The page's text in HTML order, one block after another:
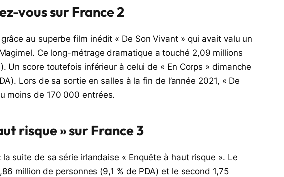
vous sur France 2
au superbe film inédit « De Son Vivant » qui avait valu un
Ce long-métrage dramatique a touché 2,09 millions
Un score toutefois inférieur à celui de « En Corps » dimanche
Lors de sa sortie en salles à la fin de l’année 2021, « De
moins de 170 000 entrées.
risque » sur France 3
suite de sa série irlandaise « Enquête à haut risque ». Le
million de personnes (9,1 % de PDA) et le second 1,75